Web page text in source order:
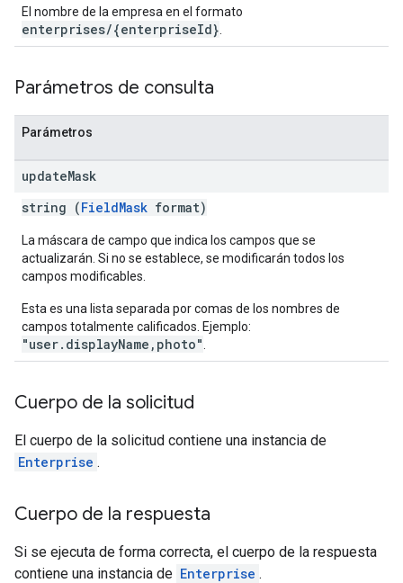
El nombre de la empresa en el formato
enterprises/{enterpriseId}
Parámetros de consulta
Parámetros
updateMask
string (FieldMask format)
La máscara de campo que indica los campos que se
actualizarán. Si no se establece, se modificarán todos los
campos modificables.
Esta es una lista separada por comas de los nombres de
campos totalmente calificados. Ejemplo:
"user.displayName,photo"
Cuerpo de la solicitud
El cuerpo de la solicitud contiene una instancia de
Enterprise .
Cuerpo de la respuesta
Si se ejecuta de forma correcta, el cuerpo de la respuesta
contiene una instancia de Enterprise .